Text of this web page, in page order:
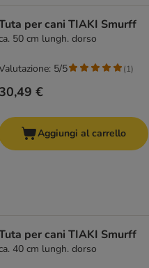
per cani TIAKI Smurff
50 cm lungh. dorso
30,49 €
5/5 (1)
Aggiungi al carrello
per cani TIAKI Smurff
40 cm lungh. dorso